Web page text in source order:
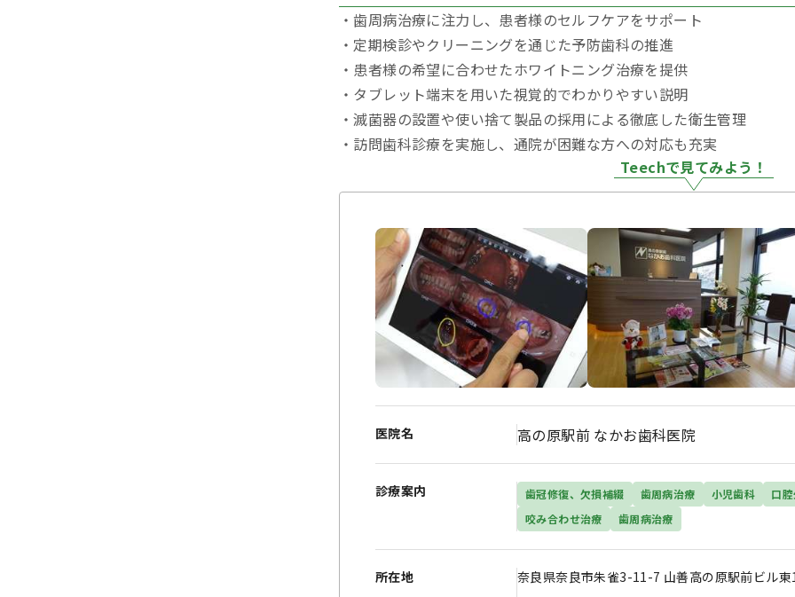
・歯周病治療に注力し、患者様のセルフケアをサポート
・定期検診やクリーニングを通じた予防歯科の推進
・患者様の希望に合わせたホワイトニング治療を提供
・タブレット端末を用いた視覚的でわかりやすい説明
・滅菌器の設置や使い捨て製品の採用による徹底した衛生管理
・訪問歯科診療を実施し、通院が困難な方への対応も充実
Teechで見てみよう！
医院名 高の原駅前 なかお歯科医院
診療案内 歯冠修復、欠損補綴 歯周病治療 小児歯科
口
咬み合わせ治療
歯周病治療
所在地 奈良県奈良市朱雀3-11-7 山善高の原駅前ビル